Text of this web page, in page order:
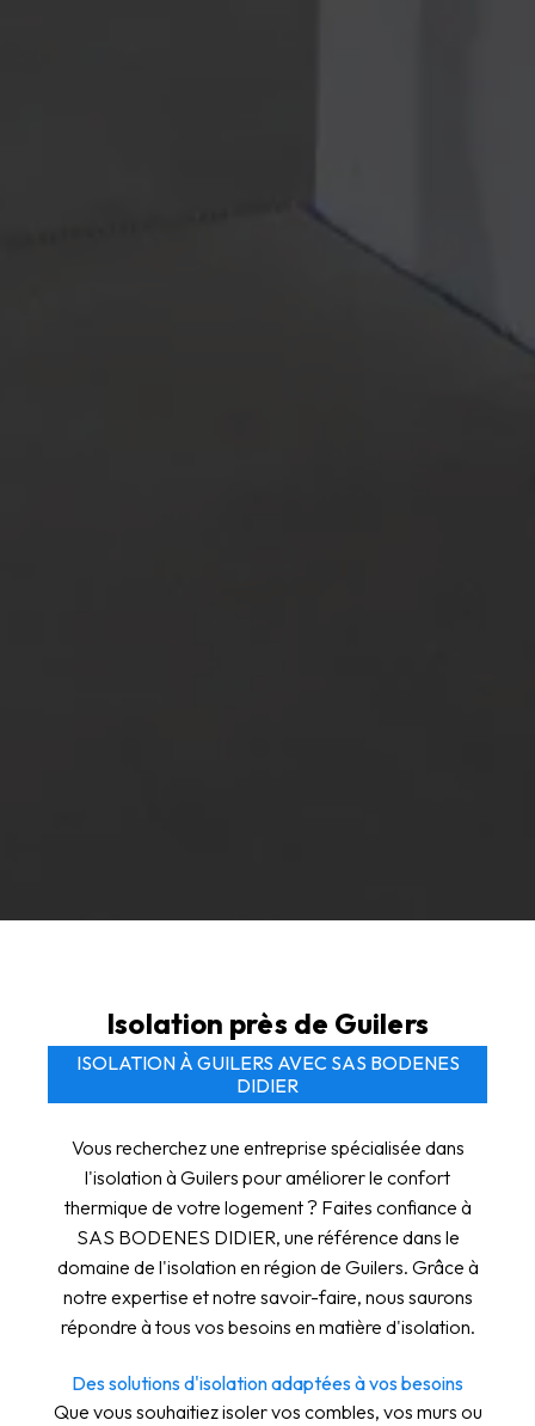
Isolation près de Guilers
ISOLATION À GUILERS AVEC SAS BODENES
DIDIER
Vous recherchez une entreprise spécialisée dans
l'isolation à Guilers pour améliorer le confort
thermique de votre logement ? Faites confiance à
SAS BODENES DIDIER, une référence dans le
domaine de l'isolation en région de Guilers. Grâce à
notre expertise et notre savoir-faire, nous saurons
répondre à tous vos besoins en matière d'isolation.
Des solutions d'isolation adaptées à vos besoins
Que vous souhaitiez isoler vos combles, vos murs ou